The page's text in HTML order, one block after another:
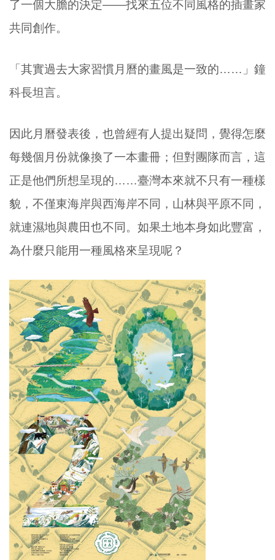
了一個大膽的決定——找來五位不同風格的插畫家
共同創作。
「其實過去大家習慣月曆的畫風是一致的……」鐘
科長坦言。
因此月曆發表後，也曾經有人提出疑問，覺得怎麼
每幾個月份就像換了一本畫冊；但對團隊而言，這
正是他們所想呈現的……臺灣本來就不只有一種樣
貌，不僅東海岸與西海岸不同，山林與平原不同，
就連濕地與農田也不同。如果土地本身如此豐富，
為什麼只能用一種風格來呈現呢？